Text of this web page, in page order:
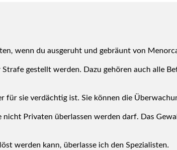
wenn du aus­ge­ruht und gebräunt von
gestellt wer­den. Dazu gehö­ren auch alle
für sie ver­däch­tig ist. Sie kön­nen die
Pri­va­ten über­las­sen wer­den darf. Das
wer­den kann, über­las­se ich den Spe­zia­lis­ten.